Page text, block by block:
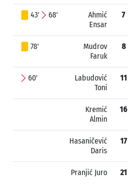
43' 68'
Ahmić
Ensar
7
78'
Mudrov
Faruk
8
60'
Labudović
Toni
11
Kremić
Almin
16
Hasaničević
Daris
17
Pranjić Juro 21